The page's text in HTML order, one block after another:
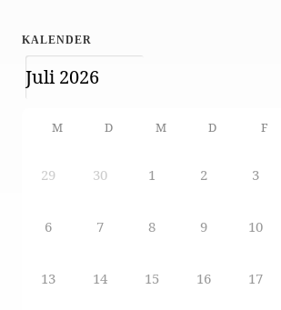
KALENDER
M D M D F
29 30 1 2 3
6 7 8 9 10
13 14 15 16 17